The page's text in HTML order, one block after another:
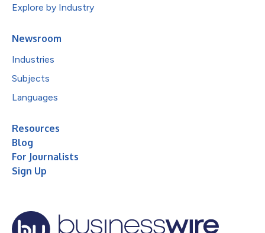
Explore by Industry
Newsroom
Industries
Subjects
Languages
Resources
Blog
For Journalists
Sign Up